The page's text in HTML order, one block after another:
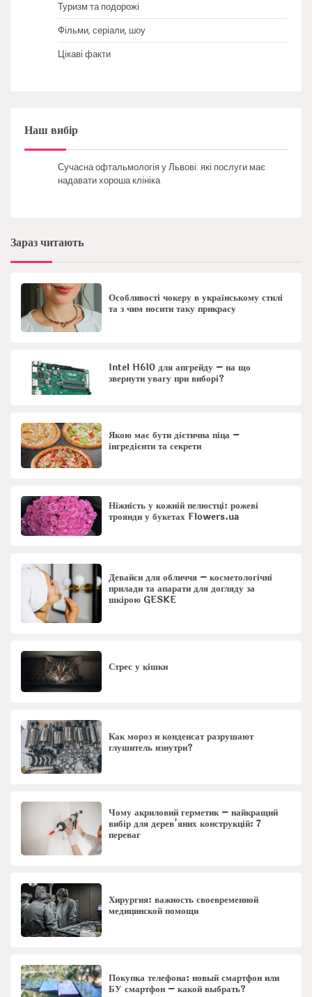
Туризм та подорожі
Фільми, серіали, шоу
Цікаві факти
Наш вибір
Сучасна офтальмологія у Львові: які послуги має
надавати хороша клініка
Зараз читають
Особливості чокеру в українському стилі
та з чим носити таку прикрасу
Intel H610 для апгрейду – на що
звернути увагу при виборі?
Якою має бути дієтична піца –
інгредієнти та секрети
Ніжність у кожній пелюстці: рожеві
троянди у букетах Flowers.ua
Девайси для обличчя – косметологічні
прилади та апарати для догляду за
шкірою GESKE
Стрес у кішки
Как мороз и конденсат разрушают
глушитель изнутри?
Чому акриловий герметик – найкращий
вибір для дерев’яних конструкцій: 7
переваг
Хирургия: важность своевременной
медицинской помощи
Покупка телефона: новый смартфон или
БУ смартфон – какой выбрать?